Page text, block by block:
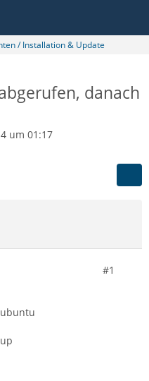
/ Installation & Update
danach
um 01:17
#1